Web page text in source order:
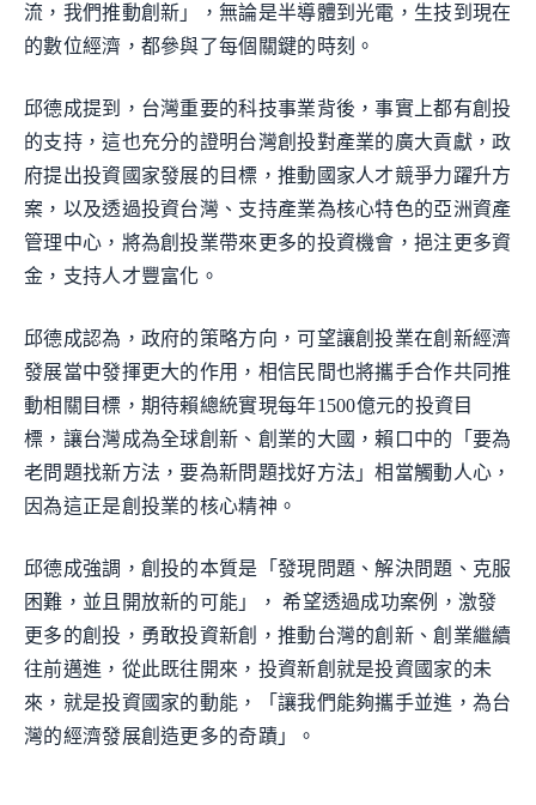
流，我們推動創新」，無論是半導體到光電，生技到現在
的數位經濟，都參與了每個關鍵的時刻。
邱德成提到，台灣重要的科技事業背後，事實上都有創投
的支持，這也充分的證明台灣創投對產業的廣大貢獻，政
府提出投資國家發展的目標，推動國家人才競爭力躍升方
案，以及透過投資台灣、支持產業為核心特色的亞洲資產
管理中心，將為創投業帶來更多的投資機會，挹注更多資
金，支持人才豐富化。
邱德成認為，政府的策略方向，可望讓創投業在創新經濟
發展當中發揮更大的作用，相信民間也將攜手合作共同推
動相關目標，期待賴總統實現每年1500億元的投資目
標，讓台灣成為全球創新、創業的大國，賴口中的「要為
老問題找新方法，要為新問題找好方法」相當觸動人心，
因為這正是創投業的核心精神。
邱德成強調，創投的本質是「發現問題、解決問題、克服
困難，並且開放新的可能」， 希望透過成功案例，激發
更多的創投，勇敢投資新創，推動台灣的創新、創業繼續
往前邁進，從此既往開來，投資新創就是投資國家的未
來，就是投資國家的動能，「讓我們能夠攜手並進，為台
灣的經濟發展創造更多的奇蹟」。